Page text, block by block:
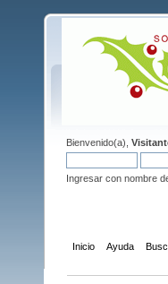
Bienvenido(a),
Ingresar con nombre
Inicio Ayuda